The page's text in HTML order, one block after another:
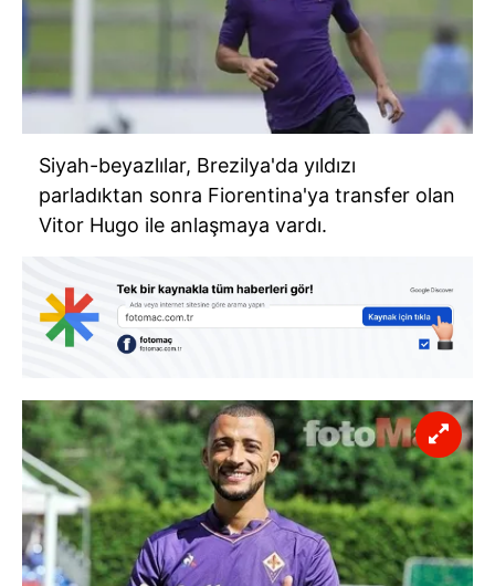
Siyah-beyazlılar, Brezilya'da yıldızı
parladıktan sonra Fiorentina'ya transfer olan
Vitor Hugo ile anlaşmaya vardı.